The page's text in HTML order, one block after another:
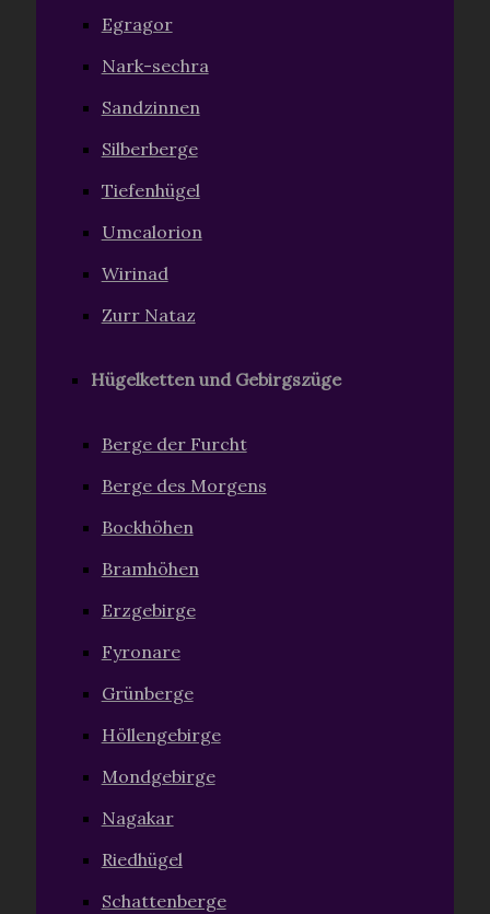
Egragor
Nark-sechra
Sandzinnen
Silberberge
Tiefenhügel
Umcalorion
Wirinad
Zurr Nataz
Hügelketten und Gebirgszüge
Berge der Furcht
Berge des Morgens
Bockhöhen
Bramhöhen
Erzgebirge
Fyronare
Grünberge
Höllengebirge
Mondgebirge
Nagakar
Riedhügel
Schattenberge